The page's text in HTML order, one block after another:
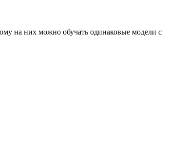
на них можно обучать одинаковые модели с